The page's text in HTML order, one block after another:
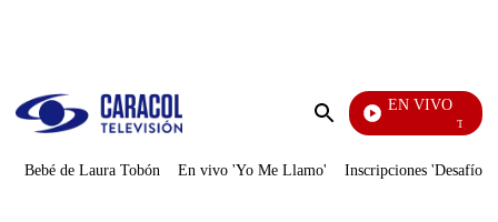
Enviar
EN VIVO
También
Bebé de Laura Tobón En vivo 'Yo Me Llamo' Inscripciones 'Desafío'